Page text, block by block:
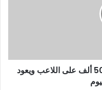
الأهلي ينهي أزمة أفشة وعقوبة 500 ألف على اللاعب ويعود